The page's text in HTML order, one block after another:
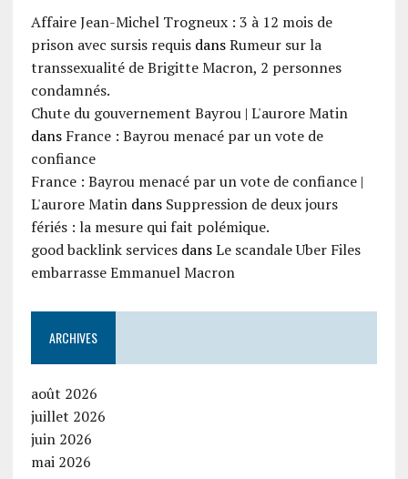
Affaire Jean-Michel Trogneux : 3 à 12 mois de
prison avec sursis requisdansRumeur sur la
transsexualité de Brigitte Macron, 2 personnes
condamnés.
Chute du gouvernement Bayrou | L'aurore Matin
dans France : Bayrou menacé par un vote de
confiance
France : Bayrou menacé par un vote de confiance |
L'aurore Matindans Suppression de deux jours
fériés : la mesure qui fait polémique.
good backlink servicesdansLe scandale Uber Files
embarrasse Emmanuel Macron
ARCHIVES
août 2026
juillet 2026
juin 2026
mai 2026